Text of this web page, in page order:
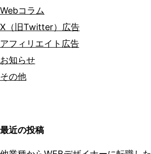
Webコラム
X（旧Twitter）広告
アフィリエイト広告
お知らせ
その他
最近の投稿